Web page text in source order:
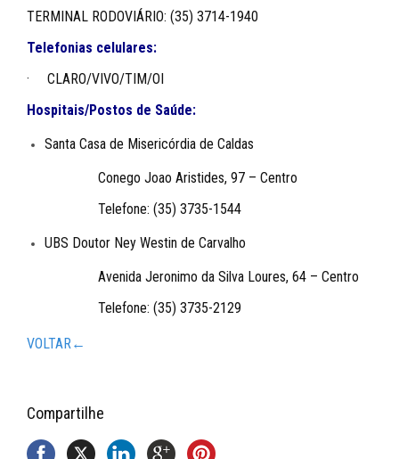
TERMINAL RODOVIÁRIO: (35) 3714-1940
Telefonias celulares:
· CLARO/VIVO/TIM/OI
Hospitais/Postos de Saúde:
Santa Casa de Misericórdia de Caldas
Conego Joao Aristides, 97 – Centro
Telefone: (35) 3735-1544
UBS Doutor Ney Westin de Carvalho
Avenida Jeronimo da Silva Loures, 64 – Centro
Telefone: (35) 3735-2129
VOLTAR←
Compartilhe